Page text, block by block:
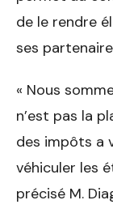
de le rendre
ses
« Nous
n’est pas la
des impôts a
véhiculer les
précisé M.